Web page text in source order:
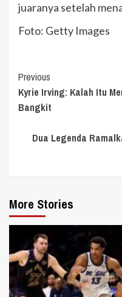
juaranya setelah
Foto: Getty Images
Continue
Reading
Previous
Kyrie Irving: Kalah Itu
Bangkit
Dua Legenda
More Stories